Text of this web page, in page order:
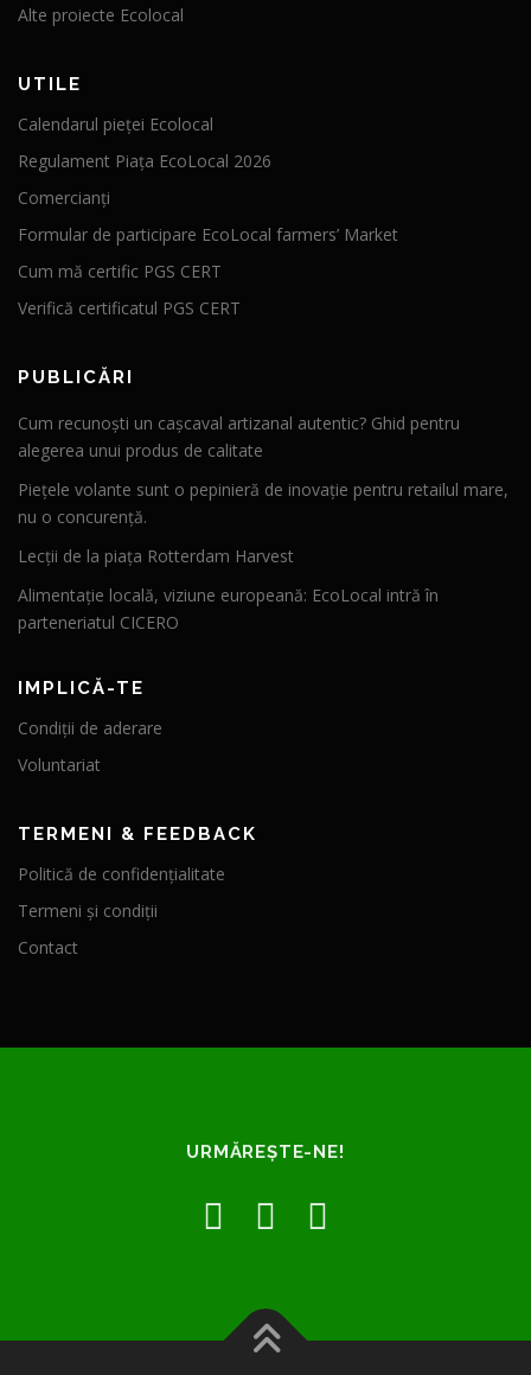
Alte proiecte Ecolocal
UTILE
Calendarul pieței Ecolocal
Regulament Piața EcoLocal 2026
Comercianți
Formular de participare EcoLocal farmers’ Market
Cum mă certific PGS CERT
Verifică certificatul PGS CERT
PUBLICĂRI
Cum recunoști un cașcaval artizanal autentic? Ghid pentru
alegerea unui produs de calitate
Piețele volante sunt o pepinieră de inovație pentru retailul mare,
nu o concurență.
Lecții de la piața Rotterdam Harvest
Alimentație locală, viziune europeană: EcoLocal intră în
parteneriatul CICERO
IMPLICĂ-TE
Condiții de aderare
Voluntariat
TERMENI & FEEDBACK
Politică de confidențialitate
Termeni și condiții
Contact
URMĂREȘTE-NE!